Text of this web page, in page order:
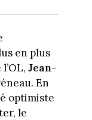
en plus
Jean-
En
optimiste
le